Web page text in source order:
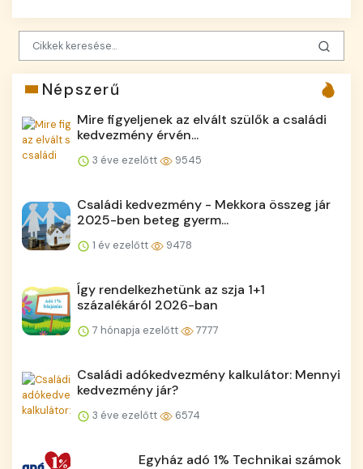
Népszerű
Mire figyeljenek az elvált szülők a családi
kedvezmény érvén...
3 éve ezelőtt 9545
Családi kedvezmény - Mekkora összeg jár
2025-ben beteg gyerm...
1 év ezelőtt 9478
Így rendelkezhetünk az szja 1+1
százalékáról 2026-ban
7 hónapja ezelőtt 7777
Családi adókedvezmény kalkulátor: Mennyi
kedvezmény jár?
3 éve ezelőtt 6574
Egyház adó 1% Technikai számok